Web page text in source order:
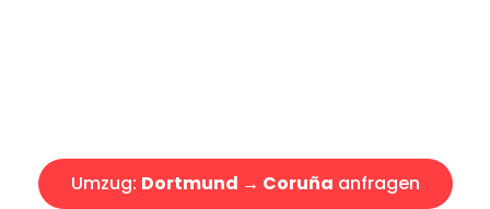
Umzug: Dortmund → Coruña anfragen